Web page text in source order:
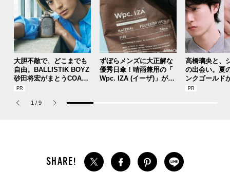
大胆不敵で、どこまでも
自由。BALLISTIK BOYZ
砂田将宏がまとうCOACH
の新作フレグランス「コ
パルファム」
ずぼらメンズに大正解な
優秀日傘！晴雨兼用の「
Wpc. IZA (イーザ)」があ
高橋璃央と、
の出会い。夏
ンクゴールド
SUMMER
1 / 9